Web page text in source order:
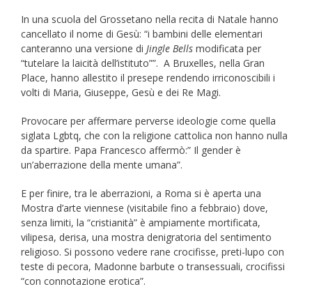
In una scuola del Grossetano nella recita di Natale hanno
cancellato il nome di Gesù: “i bambini delle elementari
canteranno una versione di Jingle Bells modificata per
“tutelare la laicità dell’istituto””. A Bruxelles, nella Gran
Place, hanno allestito il presepe rendendo irriconoscibili i
volti di Maria, Giuseppe, Gesù e dei Re Magi.
Provocare per affermare perverse ideologie come quella
siglata Lgbtq, che con la religione cattolica non hanno nulla
da spartire. Papa Francesco affermò:” Il gender è
un’aberrazione della mente umana”.
E per finire, tra le aberrazioni, a Roma si è aperta una
Mostra d’arte viennese (visitabile fino a febbraio) dove,
senza limiti, la “cristianità” è ampiamente mortificata,
vilipesa, derisa, una mostra denigratoria del sentimento
religioso. Si possono vedere rane crocifisse, preti-lupo con
teste di pecora, Madonne barbute o transessuali, crocifissi
“con connotazione erotica”.